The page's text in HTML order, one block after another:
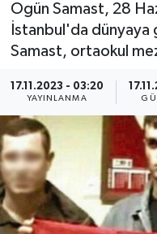
Ogün Samast, 28
İstanbul'da dünyaya
Samast, ortaokul
17.11.2023 - 03:20
YAYINLANMA